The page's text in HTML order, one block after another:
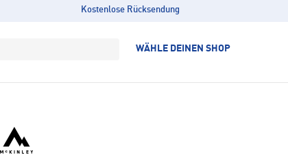
Kostenlose Rücksendung
WÄHLE DEINEN SHOP